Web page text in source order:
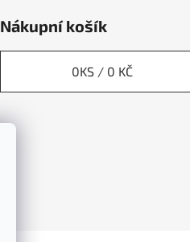
Nákupní košík
0KS / 0 KČ